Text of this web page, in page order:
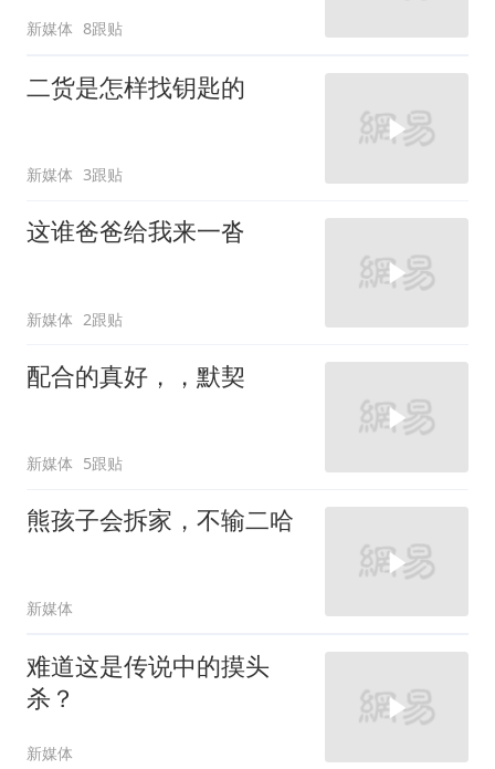
新媒体 8跟贴
二货是怎样找钥匙的
新媒体 3跟贴
这谁爸爸给我来一沓
新媒体 2跟贴
配合的真好，，默契
新媒体 5跟贴
熊孩子会拆家，不输二哈
新媒体
难道这是传说中的摸头
杀？
新媒体